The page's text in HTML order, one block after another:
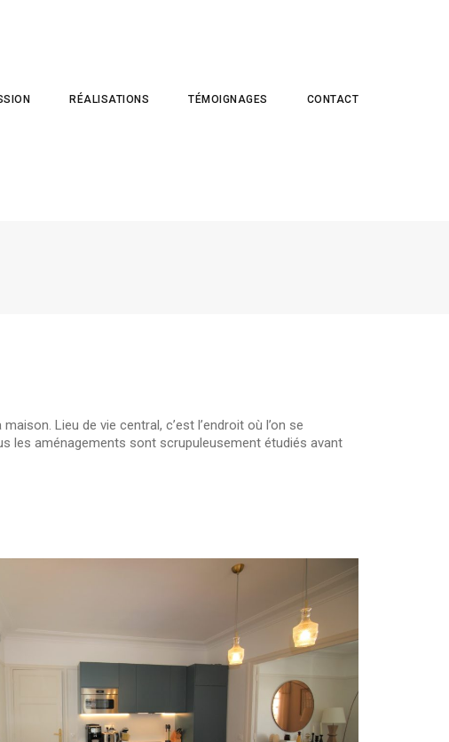
RÉALISATIONS TÉMOIGNAGES CONTACT
Lieu de vie central, c’est l’endroit où l’on se
les aménagements sont scrupuleusement étudiés avant